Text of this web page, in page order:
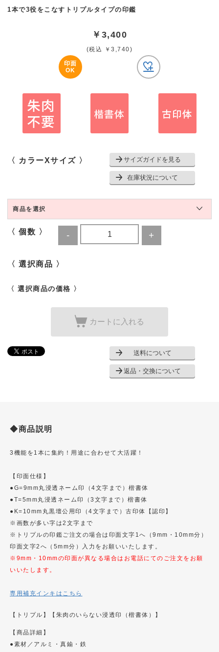
1本で3役をこなすトリプルタイプの印鑑
￥3,400
(税込 ￥3,740)
印面
OK
〈 カラーXサイズ 〉 サイズガイドを見る
在庫状況について
商品を選択
〈 個数 〉
〈 選択商品 〉
〈 選択商品の価格 〉
カートに入れる
送料について
返品・交換について
◆商品説明
3機能を1本に集約！用途に合わせて大活躍！
【印面仕様】
●G=9mm丸浸透ネーム印（4文字まで）楷書体
●T=5mm丸浸透ネーム印（3文字まで）楷書体
●K=10mm丸黒壇公用印（4文字まで）古印体【認印】
※画数が多い字は2文字まで
※トリプルの印鑑ご注文の場合は印面文字1へ（9mm・10mm分）
印面文字2へ（5mm分）入力をお願いいたします。
※9mm・10mmの印面が異なる場合はお電話にてのご注文をお願
いいたします。
専用補充インキはこちら
【トリプル】 【朱肉のいらない浸透印（楷書体）】
【商品詳細】
●素材／アルミ・真鍮・鉄